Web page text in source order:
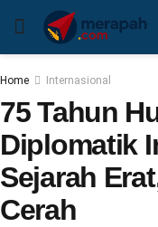
Home Internasional
75 Tahun
Diplomatik
Sejarah
Cerah